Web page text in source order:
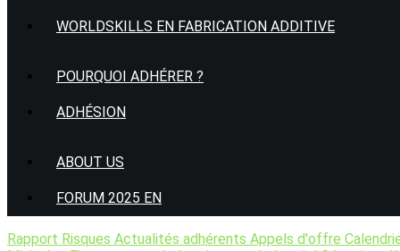
WORLDSKILLS EN FABRICATION ADDITIVE
POURQUOI ADHÉRER ?
ADHÉSION
ABOUT US
FORUM 2025 EN
Rapport Risques Actualités adhérents Appels d'offre